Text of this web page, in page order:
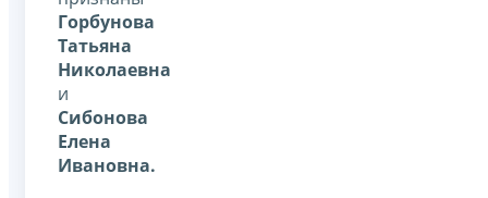
Горбунова
Татьяна
Николаевна
и
Сибонова
Елена
Ивановна.